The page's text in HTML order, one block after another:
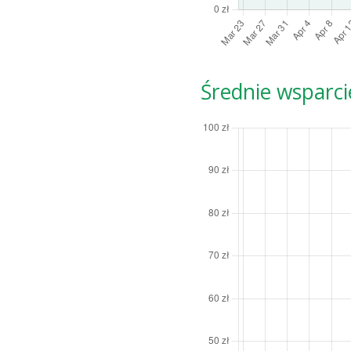
Średnie